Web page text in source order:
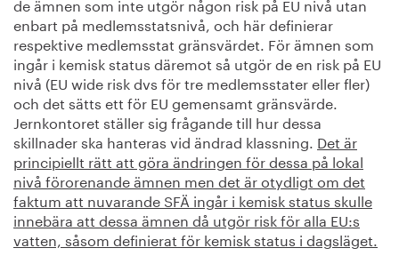
enbart på medlemsstatsnivå, och här definierar
respektive medlemsstat gränsvärdet. För ämnen som
ingår i kemisk status däremot så utgör de en risk på EU
nivå (EU wide risk dvs för tre medlemsstater eller fler)
och det sätts ett för EU gemensamt gränsvärde.
Jernkontoret ställer sig frågande till hur dessa
skillnader ska hanteras vid ändrad klassning. Det är
principiellt rätt att göra ändringen för dessa på lokal
nivå förorenande ämnen men det är otydligt om det
faktum att nuvarande SFÄ ingår i kemisk status skulle
innebära att dessa ämnen då utgör risk för alla EU:s
vatten, såsom definierat för kemisk status i dagsläget.